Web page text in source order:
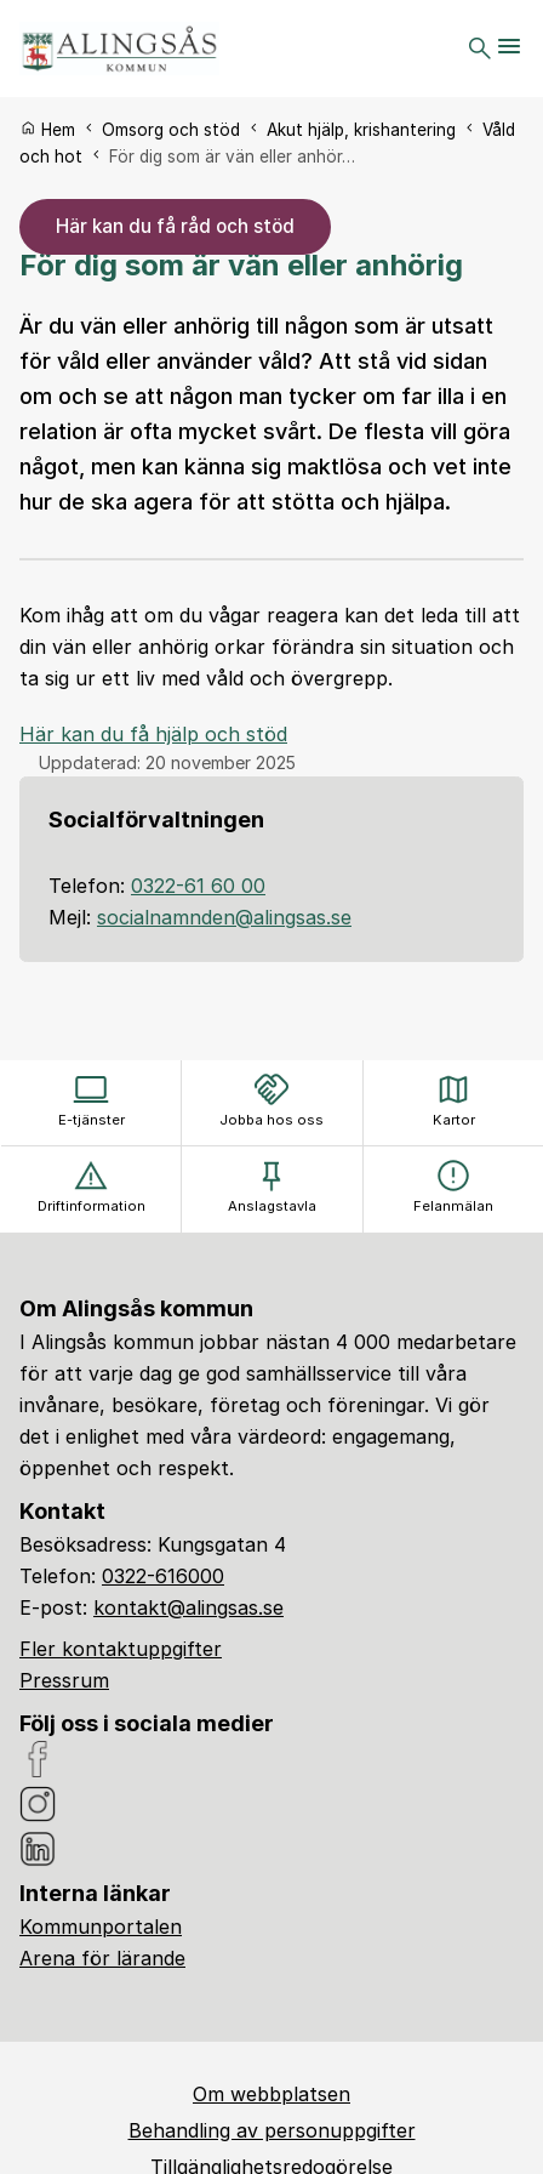
Du är här:
Hem Omsorg och stöd Akut hjälp, krishantering
Våld
och hot
För dig som är vän eller anhör…
Här kan du få råd och stöd
För dig som är vän eller anhörig
Är du vän eller anhörig till någon som är utsatt
för våld eller använder våld? Att stå vid sidan
om och se att någon man tycker om far illa i en
relation är ofta mycket svårt. De flesta vill göra
något, men kan känna sig maktlösa och vet inte
hur de ska agera för att stötta och hjälpa.
Kom ihåg att om du vågar reagera kan det leda till att
din vän eller anhörig orkar förändra sin situation och
ta sig ur ett liv med våld och övergrepp.
Här kan du få hjälp och stöd
Uppdaterad: 20 november 2025
Socialförvaltningen
Telefon: 0322-61 60 00
Mejl: socialnamnden@alingsas.se
E-tjänster Jobba hos oss Kartor
Driftinformation Anslagstavla Felanmälan
Om Alingsås kommun
I Alingsås kommun jobbar nästan 4 000 medarbetare
för att varje dag ge god samhällsservice till våra
invånare, besökare, företag och föreningar. Vi gör
det i enlighet med våra värdeord: engagemang,
öppenhet och respekt.
Kontakt
Besöksadress: Kungsgatan 4
Telefon: 0322-616000
E-post: kontakt@alingsas.se
Fler kontaktuppgifter
Pressrum
Följ oss i sociala medier
Interna länkar
Kommunportalen
Arena för lärande
Om webbplatsen
Behandling av personuppgifter
Tillgänglighetsredogörelse